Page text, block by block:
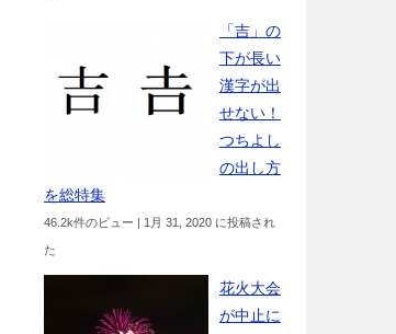
「吉」の
下が長い
漢字が出
せない！
つちよし
の出し方
を総特集
46.2k件のビュー | 1月 31, 2020 に投稿され
た
花火大会
が中止に